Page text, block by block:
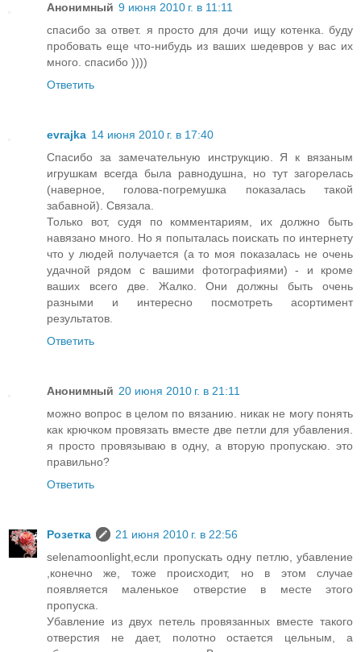
Анонимный 9 июня 2010 г. в 11:11
спасибо за ответ. я просто для дочи ищу котенка. буду
пробовать еще что-нибудь из ваших шедевров у вас их
много. спасибо ))))
Ответить
evrajka 14 июня 2010 г. в 17:40
Спасибо за замечательную инструкцию. Я к вязаным
игрушкам всегда была равнодушна, но тут загорелась
(наверное, голова-погремушка показалась такой
забавной). Связала.
Только вот, судя по комментариям, их должно быть
навязано много. Но я попыталась поискать по интернету
что у людей получается (а то моя показалась не очень
удачной рядом с вашими фотографиями) - и кроме
ваших всего две. Жалко. Они должны быть очень
разными и интересно посмотреть асортимент
результатов.
Ответить
Анонимный 20 июня 2010 г. в 21:11
можно вопрос в целом по вязанию. никак не могу понять
как крючком провязать вместе две петли для убавления.
я просто провязываю в одну, а вторую пропускаю. это
правильно?
Ответить
Розетка
21 июня 2010 г. в 22:56
selenamoonlight,если пропускать одну петлю, убавление
,конечно же, тоже происходит, но в этом случае
появляется маленькое отверстие в месте этого
пропуска.
Убавление из двух петель провязанных вместе такого
отверстия не дает, полотно остается цельным, а